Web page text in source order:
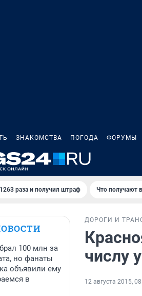
ЗНАКОМСТВА ПОГОДА ФОРУМЫ
раза и получил штраф Что получают
100 млн за
но фанаты
объявили ему
в
ДОРОГИ И
числу
12 августа 2015,